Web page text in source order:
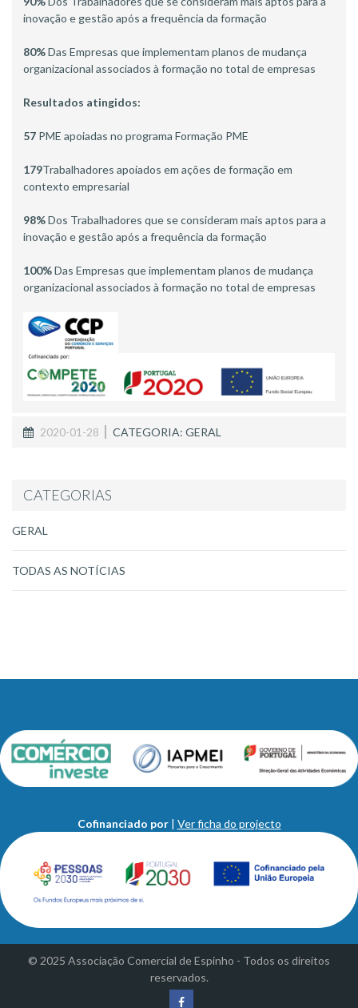
inovação e gestão após a frequência da formação
80%Das Empresas que implementam planos de mudança
organizacional associados à formação no total de empresas
Resultados atingidos:
57 PME apoiadas no programa Formação PME
179Trabalhadores apoiados em ações de formação em
contexto empresarial
98%Dos Trabalhadores que se consideram mais aptos para a
inovação e gestão após a frequência da formação
100%Das Empresas que implementam planos de mudança
organizacional associados à formação no total de empresas
2020-01-28 CATEGORIA: GERAL
CATEGORIAS
GERAL
TODAS AS NOTÍCIAS
Cofinanciado por | Ver ficha do projecto
© 2025 Associação Comercial de Espinho - Todos os direitos
reservados.